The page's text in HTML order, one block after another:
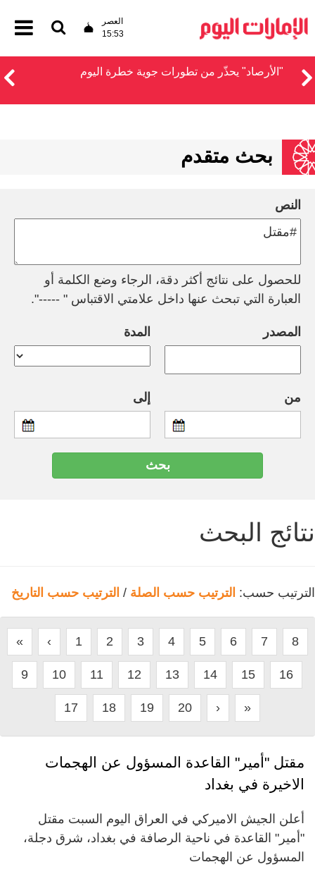
العصر
15:53
"الأرصاد" يحذّر من تطورات جوية خطرة اليوم
بحث متقدم
النص
للحصول على نتائج أكثر دقة، الرجاء وضع الكلمة أو
العبارة التي تبحث عنها داخل علامتي الاقتباس " -----".
المصدر المدة
من إلى
نتائج البحث
الترتيب حسب: الترتيب حسب الصلة / الترتيب حسب التاريخ
« ‹ 1 2 3 4 5 6 7 8
9 10 11 12 13 14 15 16
17 18 19 20 › »
مقتل "أمير" القاعدة المسؤول عن الهجمات
الاخيرة في بغداد
أعلن الجيش الاميركي في العراق اليوم السبت مقتل
"أمير" القاعدة في ناحية الرصافة في بغداد، شرق دجلة،
المسؤول عن الهجمات